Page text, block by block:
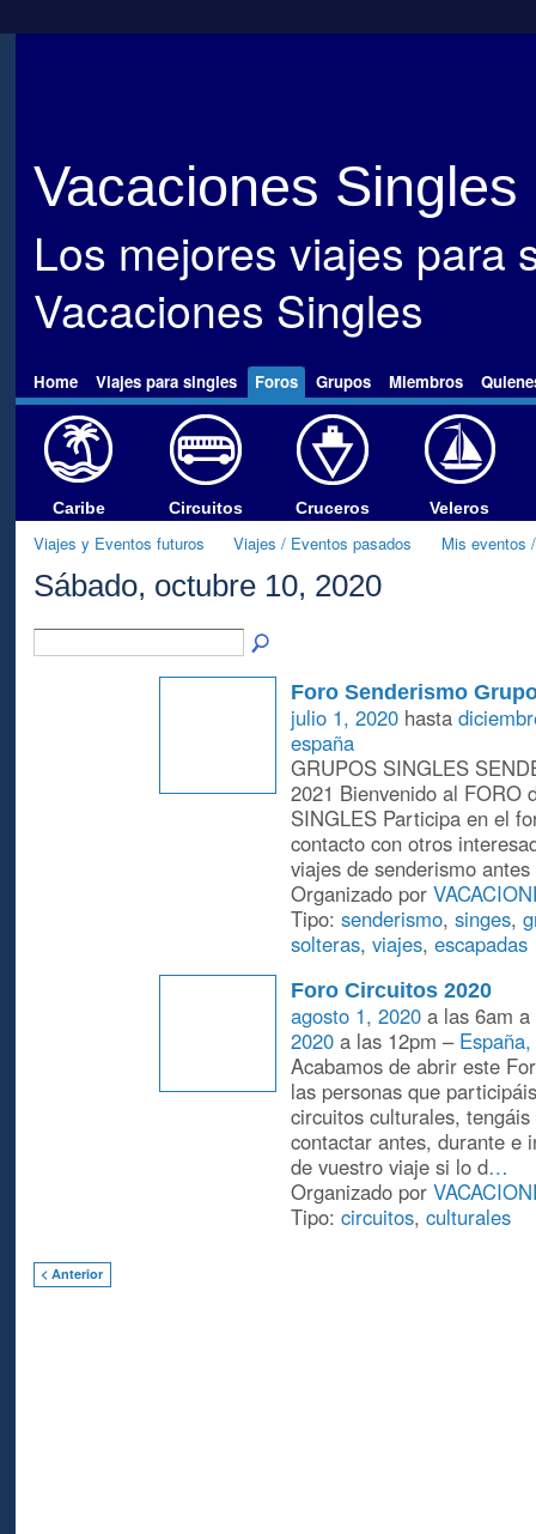
Vacaciones Singles
Los mejores viajes para
Vacaciones Singles
Home Viajes para singles Foros Grupos Miembros
Caribe Circuitos Cruceros Veleros
Viajes y Eventos futuros Viajes / Eventos pasados Mis eventos
Sábado, octubre 10, 2020
Foro Senderismo
julio 1, 2020hasta
españa
GRUPOS SINGLES
2021 Bienvenido al FORO
SINGLES Participa en el
contacto con otros
viajes de senderismo
Organizado por
Tipo: senderismo, singes,
solteras, viajes, escapadas
Foro Circuitos 2020
agosto 1, 2020a las 6am a
2020a las 12pm –
Acabamos de abrir este
las personas que
circuitos culturales,
contactar antes, durante e
de vuestro viaje si lo d…
Organizado por
Tipo: circuitos, culturales
< Anterior